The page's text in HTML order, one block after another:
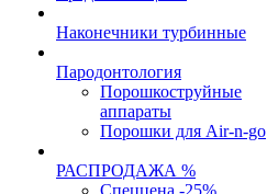
Наконечники турбинные
Пародонтология
Порошкоструйные
аппараты
Порошки для Air-n-go
РАСПРОДАЖА %
Спеццена -25%